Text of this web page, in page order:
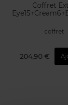
Coffret
coffret
204,90 €